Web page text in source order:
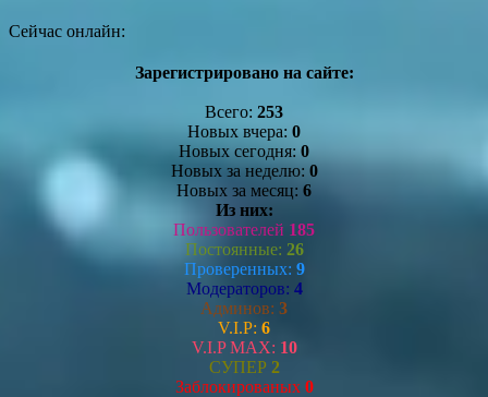
Сейчас онлайн:
Зарегистрировано на сайте:
Всего: 253
Новых вчера: 0
Новых сегодня: 0
Новых за неделю: 0
Новых за месяц: 6
Из них:
Пользователей 185
Постоянные: 26
Проверенных: 9
Модераторов: 4
Админов: 3
V.I.P: 6
V.I.P MAX: 10
СУПЕР 2
Заблокированых 0